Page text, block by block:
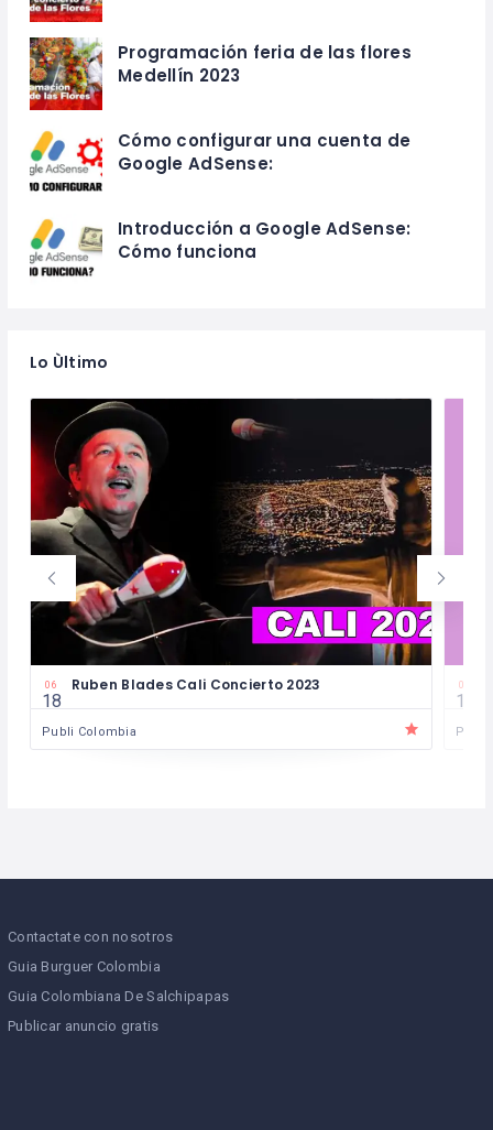
Programación feria de las flores
Medellín 2023
Cómo configurar una cuenta de
Google AdSense:
Introducción a Google AdSense:
Cómo funciona
Lo Ùltimo
06
18
Ruben Blades Cali Concierto 2023
Publi Colombia
06
16
Publi
Contactate con nosotros
Guia Burguer Colombia
Guia Colombiana De Salchipapas
Publicar anuncio gratis